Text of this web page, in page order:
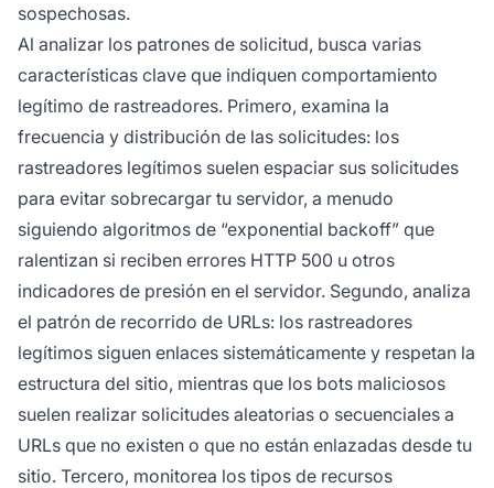
sospechosas.
Al analizar los patrones de solicitud, busca varias
características clave que indiquen comportamiento
legítimo de rastreadores. Primero, examina la
frecuencia y distribución de las solicitudes: los
rastreadores legítimos suelen espaciar sus solicitudes
para evitar sobrecargar tu servidor, a menudo
siguiendo algoritmos de “exponential backoff” que
ralentizan si reciben errores HTTP 500 u otros
indicadores de presión en el servidor. Segundo, analiza
el patrón de recorrido de URLs: los rastreadores
legítimos siguen enlaces sistemáticamente y respetan la
estructura del sitio, mientras que los bots maliciosos
suelen realizar solicitudes aleatorias o secuenciales a
URLs que no existen o que no están enlazadas desde tu
sitio. Tercero, monitorea los tipos de recursos